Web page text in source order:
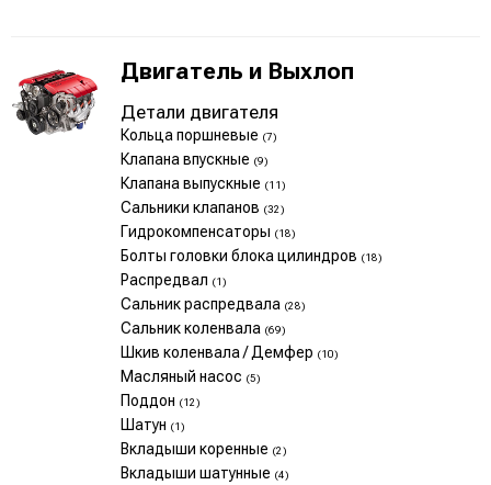
Двигатель и Выхлоп
Детали двигателя
Кольца поршневые (7)
Клапана впускные (9)
Клапана выпускные (11)
Сальники клапанов (32)
Гидрокомпенсаторы (18)
Болты головки блока цилиндров (18)
Распредвал (1)
Сальник распредвала (28)
Сальник коленвала (69)
Шкив коленвала / Демфер (10)
Масляный насос (5)
Поддон (12)
Шатун (1)
Вкладыши коренные (2)
Вкладыши шатунные (4)